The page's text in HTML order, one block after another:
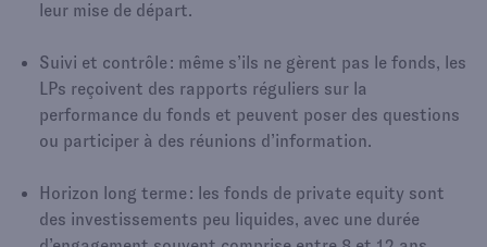
leur mise de départ.
Suivi et contrôle : même s’ils ne gèrent pas le fonds, les
LPs reçoivent des rapports réguliers sur la
performance du fonds et peuvent poser des questions
ou participer à des réunions d’information.
Horizon long terme : les fonds de private equity sont
des investissements peu liquides, avec une durée